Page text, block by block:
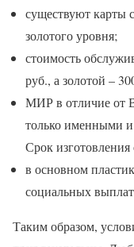
существуют карты
золотого уровня;
стоимость
руб., а золотой –
МИР в отличие от
только именными
Срок изготовления
в основном
социальных
Таким образом,